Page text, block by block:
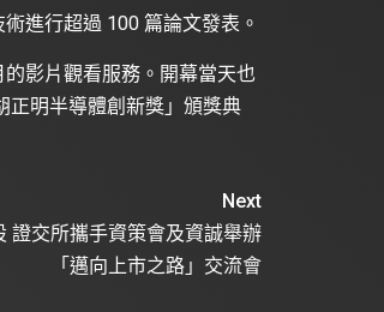
進行超過 100 篇論文發表。
影片觀看服務。開幕當天也
正明半導體創新獎」頒獎典
Next
證交所攜手資策會及資誠舉辦
「邁向上市之路」交流會